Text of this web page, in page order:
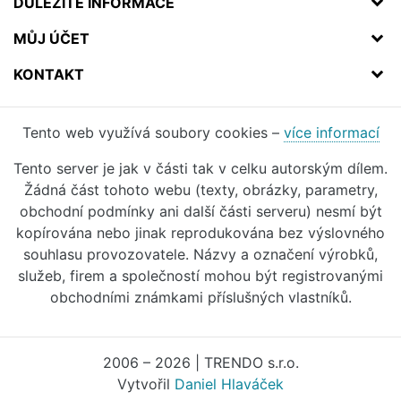
MŮJ ÚČET
KONTAKT
Tento web využívá soubory cookies – více informací
Tento server je jak v části tak v celku autorským dílem.
Žádná část tohoto webu (texty, obrázky, parametry,
obchodní podmínky ani další části serveru) nesmí být
kopírována nebo jinak reprodukována bez výslovného
souhlasu provozovatele. Názvy a označení výrobků,
služeb, firem a společností mohou být registrovanými
obchodními známkami příslušných vlastníků.
2006 – 2026 | TRENDO s.r.o.
Vytvořil Daniel Hlaváček